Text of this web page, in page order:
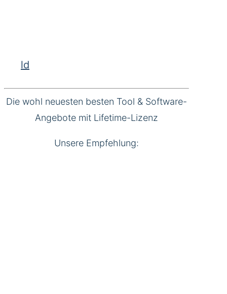
ld
Die wohl neuesten besten Tool & Software-
Angebote mit Lifetime-Lizenz
Unsere Empfehlung: